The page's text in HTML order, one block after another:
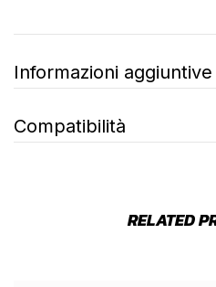
Informazioni aggiuntive
Compatibilità
RELATED